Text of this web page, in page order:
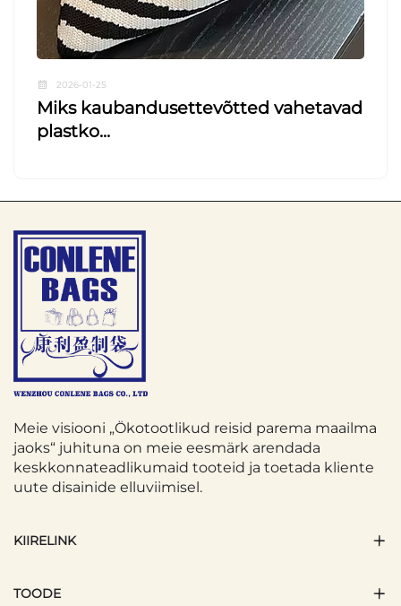
2026-01-25
Miks kaubandusettevõtted vahetavad
plastko...
Meie visiooni „Ökotootlikud reisid parema maailma
jaoks“ juhituna on meie eesmärk arendada
keskkonnateadlikumaid tooteid ja toetada kliente
uute disainide elluviimisel.
KIIRELINK
TOODE